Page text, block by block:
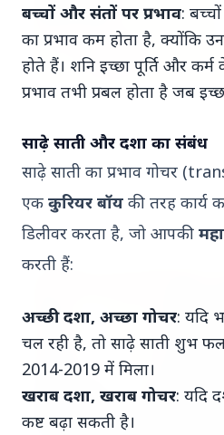
नियमित रूप से 50,000 रुपये
मामले में सास ने दहेज आरोपों
India
बच्चों और संतों पर प्रभाव:
का प्रभाव कम होता है, क्योंकि
होते हैं। शनि इच्छा पूर्ति और
प्रभाव तभी प्रबल होता है जब
साढ़े साती और दशा का संबंध
साढ़े साती का प्रभाव गोचर
एक कुरियर बॉय की तरह कार्य
डिलीवर करता है, जो आपकी
करती हैं:
अच्छी दशा, अच्छा गोचर: यदि
चल रही है, तो साढ़े साती शुभ
2014-2019 में मिला।
खराब दशा, खराब गोचर: यदि
कष्ट बढ़ा सकती है।